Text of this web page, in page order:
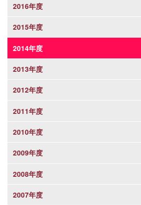
2016年度
2015年度
2014年度
2013年度
2012年度
2011年度
2010年度
2009年度
2008年度
2007年度